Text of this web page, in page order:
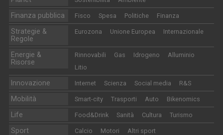
Finanza pubblica Fisco Spesa Politiche Finanza
Strategie &
Regole
Eurozona Unione Europea Internazionale
Energie &
Risorse
Rinnovabili Gas Idrogeno
Alluminio
Litio
Innovazione Internet Scienza Social media R&S
Mobilità Smart-city Trasporti Auto Bikenomics
Life Food&Drink Sanità Cultura Turismo
Sport Calcio Motori Altri sport